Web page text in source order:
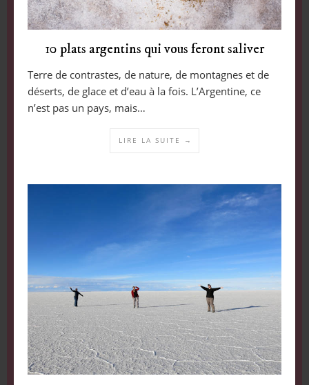
10 plats argentins qui vous feront saliver
Terre de contrastes, de nature, de montagnes et de
déserts, de glace et d’eau à la fois. L’Argentine, ce
n’est pas un pays, mais…
LIRE LA SUITE →